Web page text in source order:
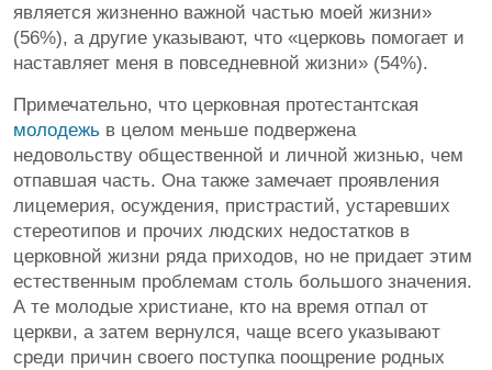
является жизненно важной частью моей жизни»
(56%), а другие указывают, что «церковь помогает и
наставляет меня в повседневной жизни» (54%).
Примечательно, что церковная протестантская
молодежь в целом меньше подвержена
недовольству общественной и личной жизнью, чем
отпавшая часть. Она также замечает проявления
лицемерия, осуждения, пристрастий, устаревших
стереотипов и прочих людских недостатков в
церковной жизни ряда приходов, но не придает этим
естественным проблемам столь большого значения.
А те молодые христиане, кто на время отпал от
церкви, а затем вернулся, чаще всего указывают
среди причин своего поступка поощрение родных